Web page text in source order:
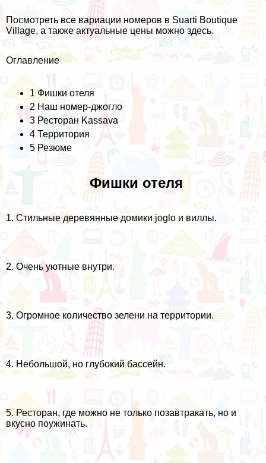
Посмотреть все вариации номеров в Suarti Boutique
Village, а также актуальные цены можно здесь.
Оглавление
1 Фишки отеля
2 Наш номер-джогло
3 Ресторан Kassava
4 Территория
5 Резюме
Фишки отеля
1. Стильные деревянные домики joglo и виллы.
2. Очень уютные внутри.
3. Огромное количество зелени на территории.
4. Небольшой, но глубокий бассейн.
5. Ресторан, где можно не только позавтракать, но и
вкусно поужинать.